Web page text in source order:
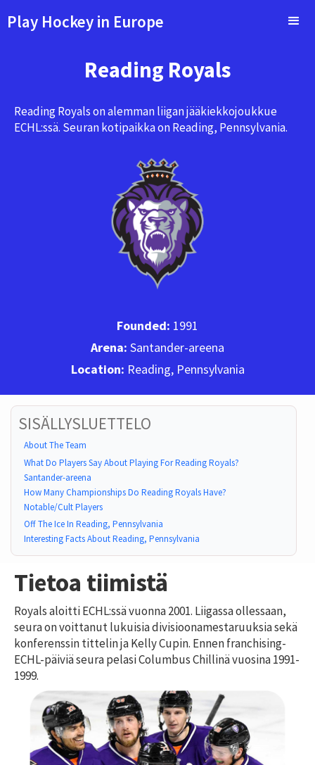
Play Hockey in Europe
Reading Royals
Reading Royals on alemman liigan jääkiekkojoukkue
ECHL:ssä. Seuran kotipaikka on Reading, Pennsylvania.
Founded: 1991
Arena: Santander-areena
Location: Reading, Pennsylvania
SISÄLLYSLUETTELO
About The Team
What Do Players Say About Playing For Reading Royals?
Santander-areena
How Many Championships Do Reading Royals Have?
Notable/Cult Players
Off The Ice In Reading, Pennsylvania
Interesting Facts About Reading, Pennsylvania
Tietoa tiimistä
Royals aloitti ECHL:ssä vuonna 2001. Liigassa ollessaan,
seura on voittanut lukuisia divisioonamestaruuksia sekä
konferenssin tittelin ja Kelly Cupin. Ennen franchising-
ECHL-päiviä seura pelasi Columbus Chillinä vuosina 1991-
1999.